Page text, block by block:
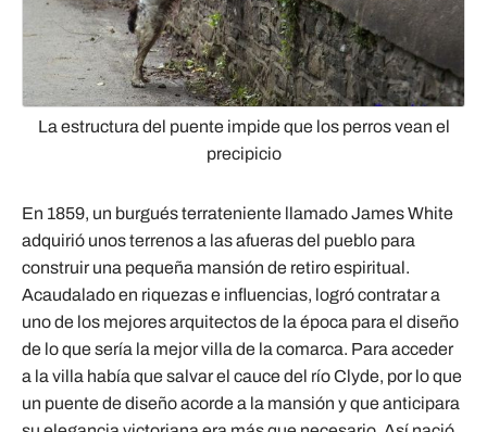
La estructura del puente impide que los perros vean el
precipicio
En 1859, un burgués terrateniente llamado James White
adquirió unos terrenos a las afueras del pueblo para
construir una pequeña mansión de retiro espiritual.
Acaudalado en riquezas e influencias, logró contratar a
uno de los mejores arquitectos de la época para el diseño
de lo que sería la mejor villa de la comarca. Para acceder
a la villa había que salvar el cauce del río Clyde, por lo que
un puente de diseño acorde a la mansión y que anticipara